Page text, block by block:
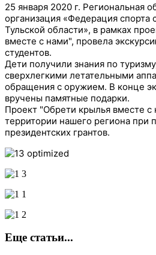
25 января 2020 г. Региональная
организация «Федерация спорта
Тульской области», в рамках
вместе с нами", провела
студентов.
Дети получили знания по
сверхлегкими летательными
обращения с оружием. В конце
вручены памятные подарки.
Проект "Обрети крылья вместе с
территории нашего региона при
президентских грантов.
Еще статьи...